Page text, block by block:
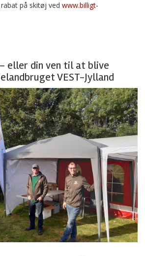
på skitøj ved www.billigt-
eller din ven til at blive
VEST-Jylland